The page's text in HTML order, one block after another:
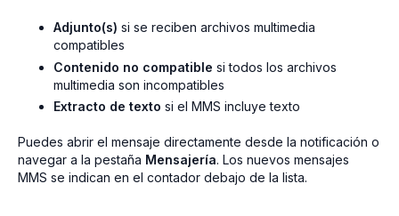
Adjunto(s) si se reciben archivos multimedia
compatibles
Contenido no compatible si todos los archivos
multimedia son incompatibles
Extracto de texto si el MMS incluye texto
Puedes abrir el mensaje directamente desde la notificación o
navegar a la pestaña Mensajería. Los nuevos mensajes
MMS se indican en el contador debajo de la lista.